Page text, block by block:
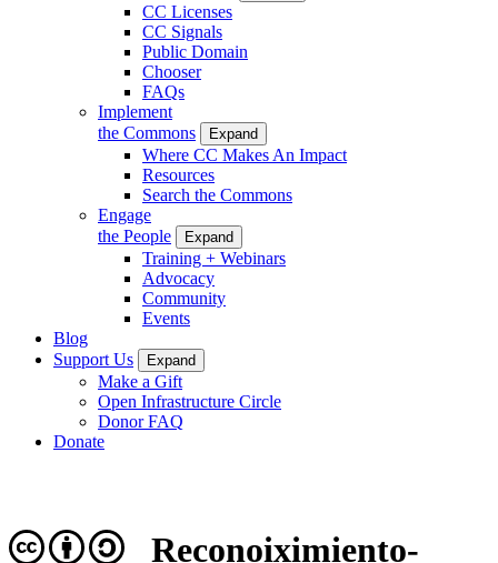
CC Licenses
CC Signals
Public Domain
Chooser
FAQs
Implement
the Commons
Expand
Where CC Makes An Impact
Resources
Search the Commons
Engage
the People
Expand
Training + Webinars
Advocacy
Community
Events
Blog
Support Us
Expand
Make a Gift
Open Infrastructure Circle
Donor FAQ
Donate
Reconoiximiento-